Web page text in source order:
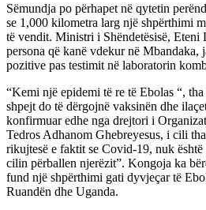
Sëmundja po përhapet në qytetin
se 1,000 kilometra larg një shpërthimi
të vendit. Ministri i Shëndetësisë, Eteni
persona që kanë vdekur në Mbandaka,
pozitive pas testimit në laboratorin
“Kemi një epidemi të re të Ebolas “,
shpejt do të dërgojnë vaksinën dhe
konfirmuar edhe nga drejtori i
Tedros Adhanom Ghebreyesus, i cili
rikujtesë e faktit se Covid-19, nuk
cilin përballen njerëzit”. Kongoja ka
fund një shpërthimi gati dyvjeçar të
Ruandën dhe Uganda.